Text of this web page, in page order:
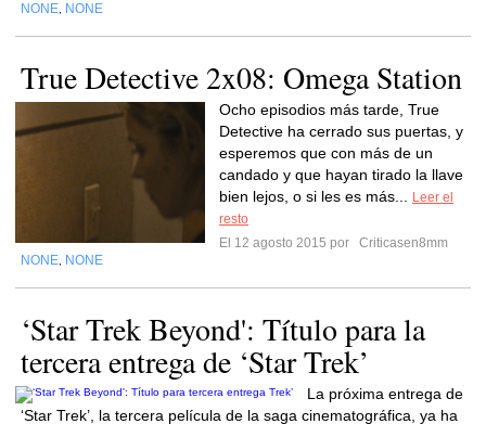
NONE NONE
True Detective 2x08: Omega Station
Ocho episodios más tarde, True
Detective ha cerrado sus puertas, y
esperemos que con más de un
candado y que hayan tirado la llave
bien lejos, o si les es más...
Leer el
resto
El 12 agosto 2015 por
Criticasen8mm
NONE NONE
‘Star Trek Beyond': Título para la
tercera entrega de ‘Star Trek’
La próxima entrega de
‘Star Trek’, la tercera película de la saga cinematográfica, ya ha